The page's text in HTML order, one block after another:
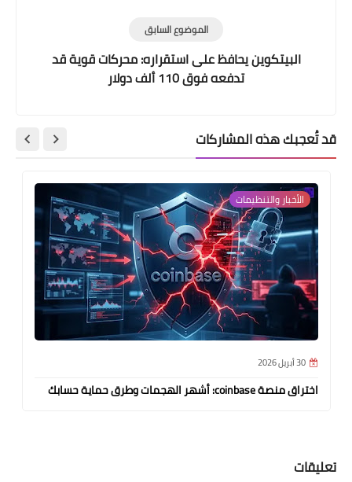
الموضوع السابق
البيتكوين يحافظ على استقراره: محركات قوية قد
تدفعه فوق 110 ألف دولار
قد تُعجبك هذه المشاركات
الأخبار والتنظيمات
30 أبريل 2026
اختراق منصة coinbase: أشهر الهجمات وطرق حماية حسابك
تعليقات